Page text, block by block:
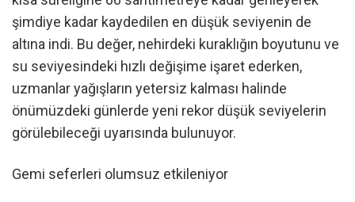
şimdiye kadar kaydedilen en düşük seviyenin de
altına indi. Bu değer, nehirdeki kuraklığın boyutunu ve
su seviyesindeki hızlı değişime işaret ederken,
uzmanlar yağışların yetersiz kalması halinde
önümüzdeki günlerde yeni rekor düşük seviyelerin
görülebileceği uyarısında bulunuyor.
Gemi seferleri olumsuz etkileniyor